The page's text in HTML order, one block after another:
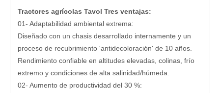
Tractores agrícolas Tavol Tres ventajas:
01- Adaptabilidad ambiental extrema:
Diseñado con un chasis desarrollado internamente y un
proceso de recubrimiento 'antidecoloración' de 10 años.
Rendimiento confiable en altitudes elevadas, colinas, frío
extremo y condiciones de alta salinidad/húmeda.
02- Aumento de productividad del 30 %: